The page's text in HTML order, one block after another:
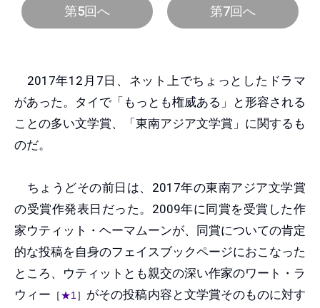
第5回へ 第7回へ
2017年12月7日、ネット上でちょっとしたドラマ
があった。タイで「もっとも権威ある」と形容される
ことの多い文学賞、「東南アジア文学賞」に関するも
のだ。
ちょうどその前日は、2017年の東南アジア文学賞
の受賞作発表日だった。2009年に同賞を受賞した作
家ウティット・ヘーマムーンが、同賞についての肯定
的な投稿を自身のフェイスブックページにおこなった
ところ、ウティットとも親交の深い作家のワート・ラ
ウィー ［ ★1］ がその投稿内容と文学賞そのものに対す